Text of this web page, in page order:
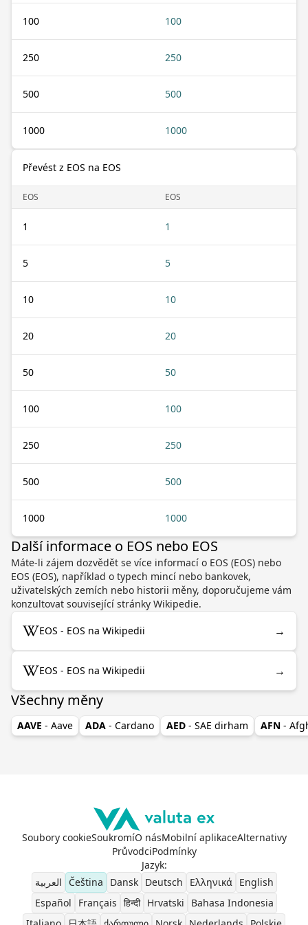
100 100
250 250
500 500
1000 1000
Převést z EOS na EOS
EOS EOS
1 1
5 5
10 10
20 20
50 50
100 100
250 250
500 500
1000 1000
Další informace o EOS nebo EOS
Máte-li zájem dozvědět se více informací o EOS (EOS) nebo
EOS (EOS), například o typech mincí nebo bankovek,
uživatelských zemích nebo historii měny, doporučujeme vám
konzultovat související stránky Wikipedie.
EOS - EOS na Wikipedii →
EOS - EOS na Wikipedii →
Všechny měny
AAVE - Aave ADA - Cardano AED - SAE dirham AFN -
Soubory cookieSoukromíO násMobilní aplikaceAlternativy
PrůvodciPodmínky
Jazyk:
العربية
Čeština Dansk Deutsch Ελληνικά
English
Español
Français हिन्दी Hrvatski
Bahasa Indonesia